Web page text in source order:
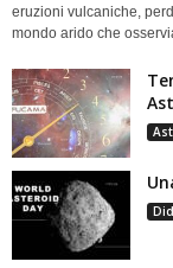
eruzioni vulcaniche,
mondo arido che